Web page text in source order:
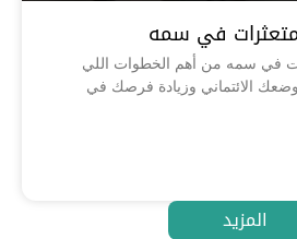
في سمه
في سمه من أهم الخطوات اللي
الائتماني وزيادة فرصك في
المزيد